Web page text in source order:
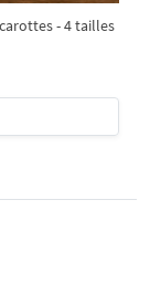
- 4 tailles